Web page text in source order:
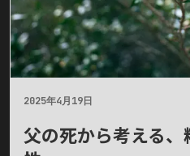
2025年4月19日
父の死から考える